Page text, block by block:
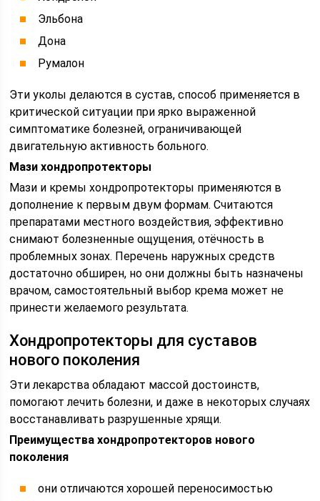
Эльбона
Дона
Румалон
Эти уколы делаются в сустав, способ применяется в
критической ситуации при ярко выраженной
симптоматике болезней, ограничивающей
двигательную активность больного.
Мази хондропротекторы
Мази и кремы хондропротекторы применяются в
дополнение к первым двум формам. Считаются
препаратами местного воздействия, эффективно
снимают болезненные ощущения, отёчность в
проблемных зонах. Перечень наружных средств
достаточно обширен, но они должны быть назначены
врачом, самостоятельный выбор крема может не
принести желаемого результата.
Хондропротекторы для суставов
нового поколения
Эти лекарства обладают массой достоинств,
помогают лечить болезни, и даже в некоторых случаях
восстанавливать разрушенные хрящи.
Преимущества хондропротекторов нового
поколения
они отличаются хорошей переносимостью